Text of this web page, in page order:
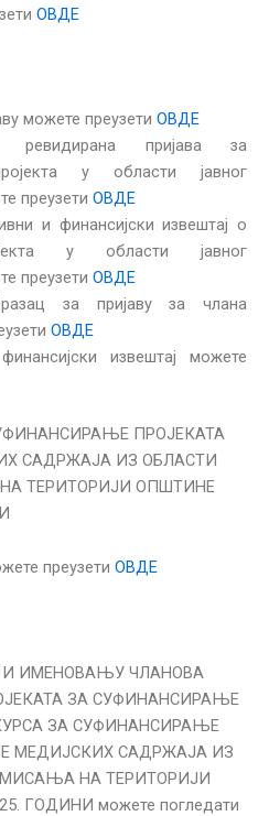
ОВДЕ
можете преузети ОВДЕ
пријава за
у области јавног
преузети ОВДЕ
и финансијски извештај о
у области јавног
преузети ОВДЕ
за пријаву за члана
ОВДЕ
извештај можете
ПРОJЕКАТА
САДРЖАЈА ИЗ ОБЛАСТИ
ТЕРИТОРИЈИ ОПШТИНЕ
преузети ОВДЕ
ИМЕНОВАЊУ ЧЛАНОВА
ЗА СУФИНАНСИРАЊЕ
ЗА СУФИНАНСИРАЊЕ
МЕДИЈСКИХ САДРЖАЈА ИЗ
НА ТЕРИТОРИЈИ
ГОДИНИ можете погледати